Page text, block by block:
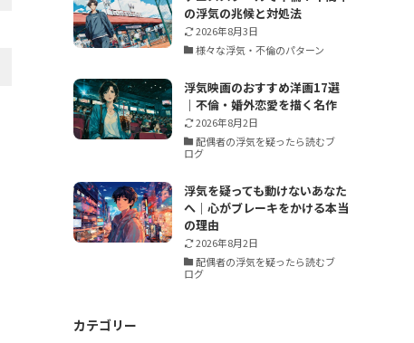
の浮気の兆候と対処法
2026年8月3日
様々な浮気・不倫のパターン
浮気映画のおすすめ洋画17選
｜不倫・婚外恋愛を描く名作
2026年8月2日
配偶者の浮気を疑ったら読むブ
ログ
浮気を疑っても動けないあなた
へ｜心がブレーキをかける本当
の理由
2026年8月2日
配偶者の浮気を疑ったら読むブ
ログ
カテゴリー